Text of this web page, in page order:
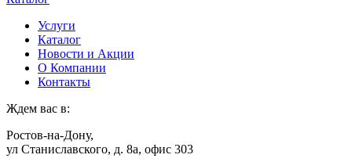
Услуги
Каталог
Новости и Акции
О Компании
Контакты
Ждем вас в:
Ростов-на-Дону,
ул Станиславского, д. 8а, офис 303